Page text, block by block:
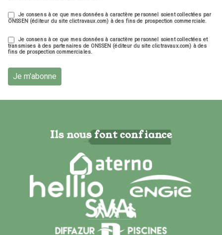
Je consens à ce que mes données à caractère personnel soient collectées par
ONSSEN (éditeur du site clictravaux.com) à des fins de prospection commerciale.
Je consens à ce que mes données à caractère personnel soient collectées et
transmises à des partenaires de ONSSEN (éditeur du site clictravaux.com) à des
fins de prospection commerciales.
Je m'abonne
Ils nous font confiance